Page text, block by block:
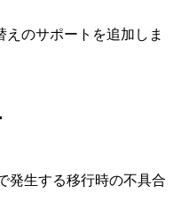
えのサポートを追加しま
発生する移行時の不具合